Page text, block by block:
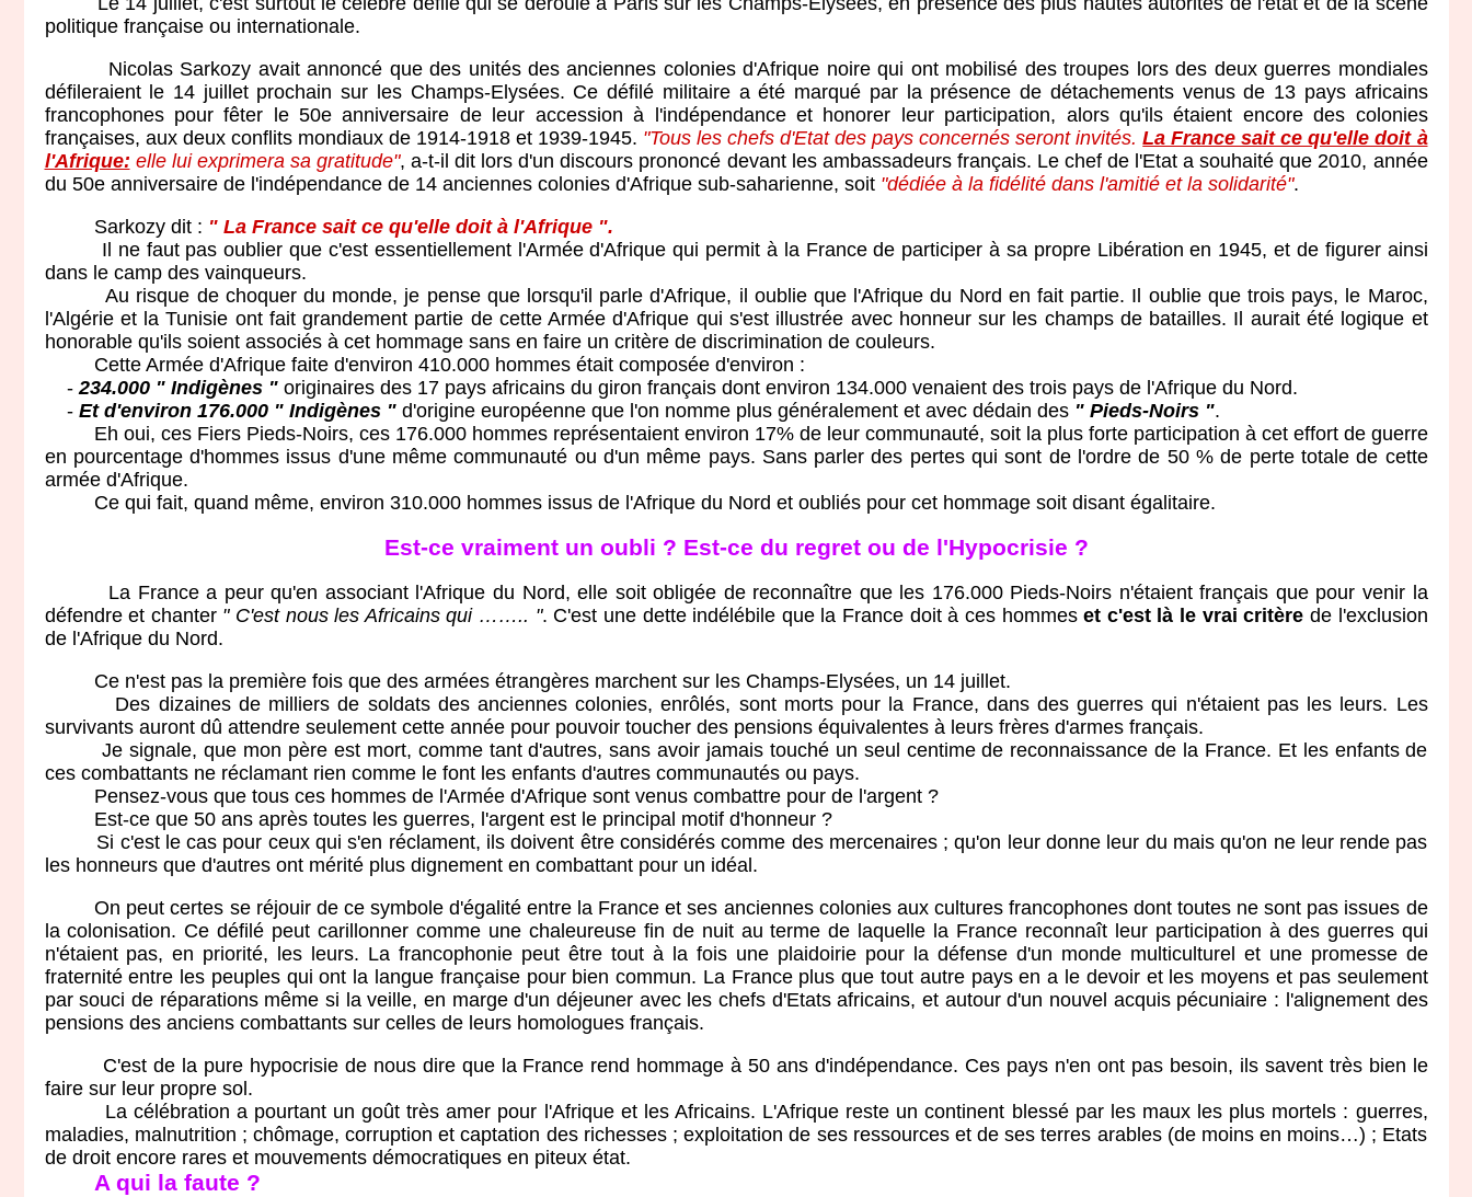
politique française ou internationale.
Nicolas Sarkozy avait annoncé que des unités des anciennes colonies d'Afrique noire qui ont mobilisé des troupes lors des deux guerres mondiales
défileraient le 14 juillet prochain sur les Champs-Elysées. Ce défilé militaire a été marqué par la présence de détachements venus de 13 pays africains
francophones pour fêter le 50e anniversaire de leur accession à l'indépendance et honorer leur participation, alors qu'ils étaient encore des colonies
françaises, aux deux conflits mondiaux de 1914-1918 et 1939-1945. "Tous les chefs d'Etat des pays concernés seront invités.La France sait ce qu'elle doit à
l'Afrique: elle lui exprimera sa gratitude", a-t-il dit lors d'un discours prononcé devant les ambassadeurs français. Le chef de l'Etat a souhaité que 2010, année
du 50e anniversaire de l'indépendance de 14 anciennes colonies d'Afrique sub-saharienne, soit"dédiée à la fidélité dans l'amitié et la solidarité".
Sarkozy dit : " La France sait ce qu'elle doit à l'Afrique ".
Il ne faut pas oublier que c'est essentiellement l'Armée d'Afrique qui permit à la France de participer à sa propre Libération en 1945, et de figurer ainsi
dans le camp des vainqueurs.
Au risque de choquer du monde, je pense que lorsqu'il parle d'Afrique, il oublie que l'Afrique du Nord en fait partie. Il oublie que trois pays, le Maroc,
l'Algérie et la Tunisie ont fait grandement partie de cette Armée d'Afrique qui s'est illustrée avec honneur sur les champs de batailles. Il aurait été logique et
honorable qu'ils soient associés à cet hommage sans en faire un critère de discrimination de couleurs.
Cette Armée d'Afrique faite d'environ 410.000 hommes était composée d'environ :
-234.000 " Indigènes "originaires des 17 pays africains du giron français dont environ 134.000 venaient des trois pays de l'Afrique du Nord.
- Et d'environ 176.000 " Indigènes "d'origine européenne que l'on nomme plus généralement et avec dédain des " Pieds-Noirs ".
Eh oui, ces Fiers Pieds-Noirs, ces 176.000 hommes représentaient environ 17% de leur communauté, soit la plus forte participation à cet effort de guerre
en pourcentage d'hommes issus d'une même communauté ou d'un même pays. Sans parler des pertes qui sont de l'ordre de 50 % de perte totale de cette
armée d'Afrique.
Ce qui fait, quand même, environ 310.000 hommes issus de l'Afrique du Nord et oubliés pour cet hommage soit disant égalitaire.
Est-ce vraiment un oubli ? Est-ce du regret ou de l'Hypocrisie ?
La France a peur qu'en associant l'Afrique du Nord, elle soit obligée de reconnaître que les 176.000 Pieds-Noirs n'étaient français que pour venir la
défendre et chanter " C'est nous les Africains qui …….. ". C'est une dette indélébile que la France doit à ces hommeset c'est là le vrai critère de l'exclusion
de l'Afrique du Nord.
Ce n'est pas la première fois que des armées étrangères marchent sur les Champs-Elysées, un 14 juillet.
Des dizaines de milliers de soldats des anciennes colonies, enrôlés, sont morts pour la France, dans des guerres qui n'étaient pas les leurs. Les
survivants auront dû attendre seulement cette année pour pouvoir toucher des pensions équivalentes à leurs frères d'armes français.
Je signale, que mon père est mort, comme tant d'autres, sans avoir jamais touché un seul centime de reconnaissance de la France. Et les enfants de
ces combattants ne réclamant rien comme le font les enfants d'autres communautés ou pays.
Pensez-vous que tous ces hommes de l'Armée d'Afrique sont venus combattre pour de l'argent ?
Est-ce que 50 ans après toutes les guerres, l'argent est le principal motif d'honneur ?
Si c'est le cas pour ceux qui s'en réclament, ils doivent être considérés comme des mercenaires ; qu'on leur donne leur du mais qu'on ne leur rende pas
les honneurs que d'autres ont mérité plus dignement en combattant pour un idéal.
On peut certes se réjouir de ce symbole d'égalité entre la France et ses anciennes colonies aux cultures francophones dont toutes ne sont pas issues de
la colonisation. Ce défilé peut carillonner comme une chaleureuse fin de nuit au terme de laquelle la France reconnaît leur participation à des guerres qui
n'étaient pas, en priorité, les leurs. La francophonie peut être tout à la fois une plaidoirie pour la défense d'un monde multiculturel et une promesse de
fraternité entre les peuples qui ont la langue française pour bien commun. La France plus que tout autre pays en a le devoir et les moyens et pas seulement
par souci de réparations même si la veille, en marge d'un déjeuner avec les chefs d'Etats africains, et autour d'un nouvel acquis pécuniaire : l'alignement des
pensions des anciens combattants sur celles de leurs homologues français.
C'est de la pure hypocrisie de nous dire que la France rend hommage à 50 ans d'indépendance. Ces pays n'en ont pas besoin, ils savent très bien le
faire sur leur propre sol.
La célébration a pourtant un goût très amer pour l'Afrique et les Africains. L'Afrique reste un continent blessé par les maux les plus mortels : guerres,
maladies, malnutrition ; chômage, corruption et captation des richesses ; exploitation de ses ressources et de ses terres arables (de moins en moins…) ; Etats
de droit encore rares et mouvements démocratiques en piteux état.
A qui la faute ?